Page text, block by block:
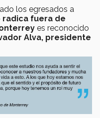
los egresados a
radica fuera de
es reconocido
Alva, presidente